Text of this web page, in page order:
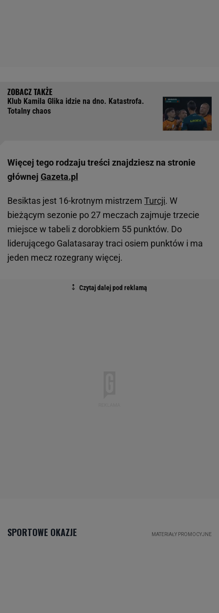
Klub Kamila Glika idzie na dno. Katastrofa.
Totalny chaos
Więcej tego rodzaju treści znajdziesz na stronie
głównej Gazeta.pl
Besiktas jest 16-krotnym mistrzem Turcji. W
bieżącym sezonie po 27 meczach zajmuje trzecie
miejsce w tabeli z dorobkiem 55 punktów. Do
liderującego Galatasaray traci osiem punktów i ma
jeden mecz rozegrany więcej.